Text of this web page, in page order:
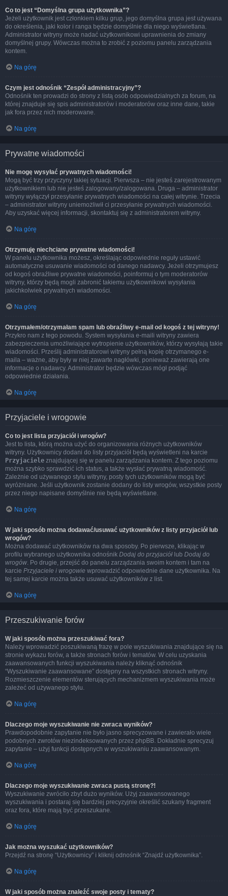
Co to jest “Domyślna grupa użytkownika”?
Jeżeli użytkownik jest członkiem kilku grup, jego domyślna grupa jest używana
do określenia, jaki kolor i ranga będzie domyślnie dla niego wyświetlana.
Administrator witryny może nadać użytkownikowi uprawnienia do zmiany
domyślnej grupy. Wówczas można to zrobić z poziomu panelu zarządzania
kontem.
Na górę
Czym jest odnośnik “Zespół administracyjny”?
Odnośnik ten prowadzi do strony z listą osób odpowiedzialnych za forum, na
której znajduje się spis administratorów i moderatorów oraz inne dane, takie
jak fora przez nich moderowane.
Na górę
Prywatne wiadomości
Nie mogę wysyłać prywatnych wiadomości!
Mogą być trzy przyczyny takiej sytuacji. Pierwsza – nie jesteś zarejestrowanym
użytkownikiem lub nie jesteś zalogowany/zalogowana. Druga – administrator
witryny wyłączył przesyłanie prywatnych wiadomości na całej witrynie. Trzecia
– administrator witryny uniemożliwił ci przesyłanie prywatnych wiadomości.
Aby uzyskać więcej informacji, skontaktuj się z administratorem witryny.
Na górę
Otrzymuję niechciane prywatne wiadomości!
W panelu użytkownika możesz, określając odpowiednie reguły ustawić
automatyczne usuwanie wiadomości od danego nadawcy. Jeżeli otrzymujesz
od kogoś obraźliwe prywatne wiadomości, poinformuj o tym moderatorów
witryny, którzy będą mogli zabronić takiemu użytkownikowi wysyłania
jakichkolwiek prywatnych wiadomości.
Na górę
Otrzymałem/otrzymałam spam lub obraźliwy e-mail od kogoś z tej witryny!
Przykro nam z tego powodu. System wysyłania e-maili witryny zawiera
zabezpieczenia umożliwiające wytropienie użytkowników, którzy wysyłają takie
wiadomości. Prześlij administratorowi witryny pełną kopię otrzymanego e-
maila – ważne, aby były w niej zawarte nagłówki, ponieważ zawierają one
informacje o nadawcy. Administrator będzie wówczas mógł podjąć
odpowiednie działania.
Na górę
Przyjaciele i wrogowie
Co to jest lista przyjaciół i wrogów?
Jest to lista, którą można użyć do organizowania różnych użytkowników
witryny. Użytkownicy dodani do listy przyjaciół będą wyświetleni na karcie
Przyjaciele znajdującej się w panelu zarządzania kontem. Z tego poziomu
można szybko sprawdzić ich status, a także wysłać prywatną wiadomość.
Zależnie od używanego stylu witryny, posty tych użytkowników mogą być
wyróżniane. Jeśli użytkownik zostanie dodany do listy wrogów, wszystkie posty
przez niego napisane domyślnie nie będą wyświetlane.
Na górę
W jaki sposób można dodawać/usuwać użytkowników z listy przyjaciół lub
wrogów?
Można dodawać użytkowników na dwa sposoby. Po pierwsze, klikając w
profilu wybranego użytkownika odnośnik Dodaj do przyjaciół lub Dodaj do
wrogów. Po drugie, przejść do panelu zarządzania swoim kontem i tam na
karcie Przyjaciele i wrogowie wprowadzić odpowiednie dane użytkownika. Na
tej samej karcie można także usuwać użytkowników z list.
Na górę
Przeszukiwanie forów
W jaki sposób można przeszukiwać fora?
Należy wprowadzić poszukiwaną frazę w pole wyszukiwania znajdujące się na
stronie wykazu forów, a także stronach forów i tematów. W celu uzyskania
zaawansowanych funkcji wyszukiwania należy kliknąć odnośnik
“Wyszukiwanie zaawansowane” dostępny na wszystkich stronach witryny.
Rozmieszczenie elementów sterujących mechanizmem wyszukiwania może
zależeć od używanego stylu.
Na górę
Dlaczego moje wyszukiwanie nie zwraca wyników?
Prawdopodobnie zapytanie nie było jasno sprecyzowane i zawierało wiele
podobnych zwrotów niezindeksowanych przez phpBB. Dokładnie sprecyzuj
zapytanie – użyj funkcji dostępnych w wyszukiwaniu zaawansowanym.
Na górę
Dlaczego moje wyszukiwanie zwraca pustą stronę?!
Wyszukiwanie zwróciło zbyt dużo wyników. Użyj zaawansowanego
wyszukiwania i postaraj się bardziej precyzyjnie określić szukany fragment
oraz fora, które mają być przeszukane.
Na górę
Jak można wyszukać użytkowników?
Przejdź na stronę “Użytkownicy” i kliknij odnośnik “Znajdź użytkownika”.
Na górę
W jaki sposób można znaleźć swoje posty i tematy?